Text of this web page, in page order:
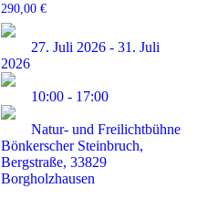
290,00 €
27. Juli 2026- 31. Juli
2026
10:00- 17:00
Natur- und Freilichtbühne
Bönkerscher Steinbruch,
Bergstraße, 33829
Borgholzhausen